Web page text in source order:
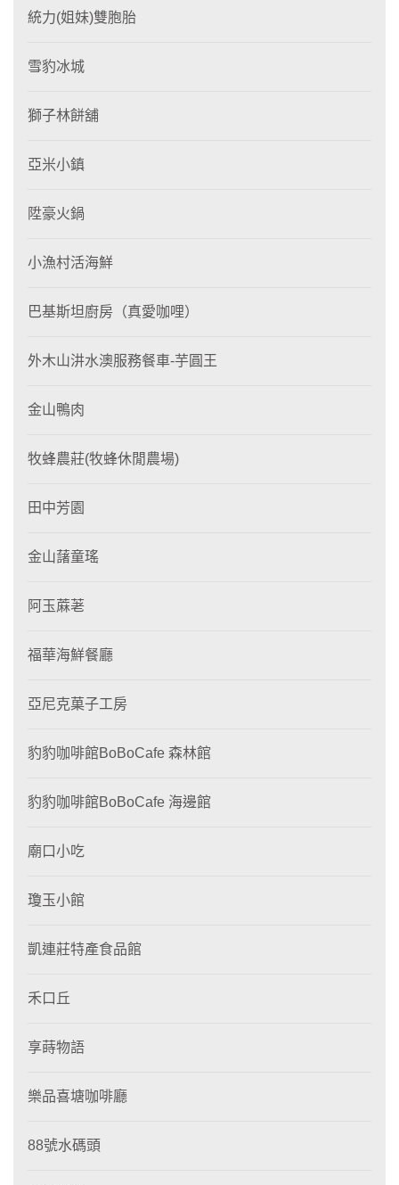
統力(姐妹)雙胞胎
雪豹冰城
獅子林餅舖
亞米小鎮
陞豪火鍋
小漁村活海鮮
巴基斯坦廚房（真愛咖哩）
外木山汫水澳服務餐車-芋圓王
金山鴨肉
牧蜂農莊(牧蜂休閒農場)
田中芳園
金山藷童瑤
阿玉蔴荖
福華海鮮餐廳
亞尼克菓子工房
豹豹咖啡館BoBoCafe 森林館
豹豹咖啡館BoBoCafe 海邊館
廟口小吃
瓊玉小館
凱連莊特產食品館
禾口丘
享蒔物語
樂品喜塘咖啡廳
88號水碼頭